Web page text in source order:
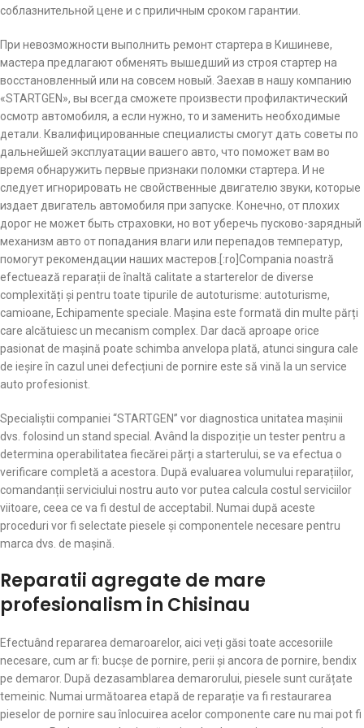
соблазнительной цене и с приличным сроком гарантии.
При невозможности выполнить ремонт стартера в Кишиневе,
мастера предлагают обменять вышедший из строя стартер на
восстановленный или на совсем новый. Заехав в нашу компанию
«STARTGEN», вы всегда сможете произвести профилактический
осмотр автомобиля, а если нужно, то и заменить необходимые
детали. Квалифицированные специалисты смогут дать советы по
дальнейшей эксплуатации вашего авто, что поможет вам во
время обнаружить первые признаки поломки стартера. И не
следует игнорировать не свойственные двигателю звуки, которые
издает двигатель автомобиля при запуске. Конечно, от плохих
дорог не может быть страховки, но вот уберечь пусково-зарядный
механизм авто от попадания влаги или перепадов температур,
помогут рекомендации наших мастеров.[:ro]Compania noastră
efectuează reparații de înaltă calitate a starterelor de diverse
complexități și pentru toate tipurile de autoturisme: autoturisme,
camioane, Echipamente speciale. Mașina este formată din multe părți
care alcătuiesc un mecanism complex. Dar dacă aproape orice
pasionat de mașină poate schimba anvelopa plată, atunci singura cale
de ieșire în cazul unei defecțiuni de pornire este să vină la un service
auto profesionist.
Specialiștii companiei “STARTGEN” vor diagnostica unitatea mașinii
dvs. folosind un stand special. Având la dispoziție un tester pentru a
determina operabilitatea fiecărei părți a starterului, se va efectua o
verificare completă a acestora. După evaluarea volumului reparațiilor,
comandanții serviciului nostru auto vor putea calcula costul serviciilor
viitoare, ceea ce va fi destul de acceptabil. Numai după aceste
proceduri vor fi selectate piesele și componentele necesare pentru
marca dvs. de mașină.
Reparatii agregate de mare
profesionalism in Chisinau
Efectuând repararea demaroarelor, aici veți găsi toate accesoriile
necesare, cum ar fi: bucșe de pornire, perii și ancora de pornire, bendix
pe demaror. După dezasamblarea demarorului, piesele sunt curățate
temeinic. Numai următoarea etapă de reparație va fi restaurarea
pieselor de pornire sau înlocuirea acelor componente care nu mai pot fi